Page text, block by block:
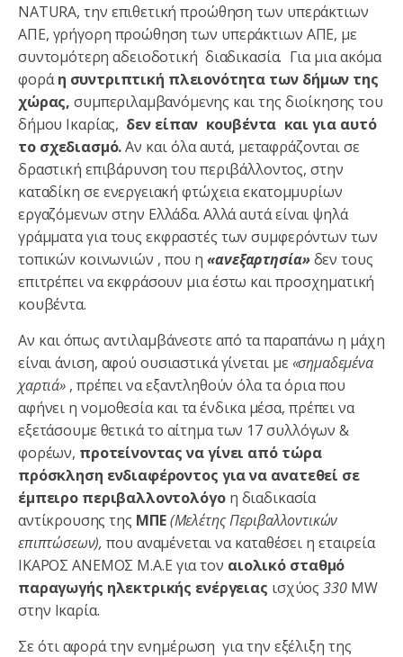
NATURA, την επιθετική προώθηση των υπεράκτιων
ΑΠΕ, γρήγορη προώθηση των υπεράκτιων ΑΠΕ, με
συντομότερη αδειοδοτική διαδικασία. Για μια ακόμα
φοράη συντριπτική πλειονότητα των δήμων της
χώρας, συμπεριλαμβανόμενης και της διοίκησης του
δήμου Ικαρίας, δεν είπαν κουβέντα και για αυτό
το σχεδιασμό.Αν και όλα αυτά, μεταφράζονται σε
δραστική επιβάρυνση του περιβάλλοντος, στην
καταδίκη σε ενεργειακή φτώχεια εκατομμυρίων
εργαζόμενων στην Ελλάδα. Αλλά αυτά είναι ψηλά
γράμματα για τους εκφραστές των συμφερόντων των
τοπικών κοινωνιών , που η«ανεξαρτησία»δεν τους
επιτρέπει να εκφράσουν μια έστω και προσχηματική
κουβέντα.
Αν και όπως αντιλαμβάνεστε από τα παραπάνω η μάχη
είναι άνιση, αφού ουσιαστικά γίνεται με«σημαδεμένα
χαρτιά», πρέπει να εξαντληθούν όλα τα όρια που
αφήνει η νομοθεσία και τα ένδικα μέσα, πρέπει να
εξετάσουμε θετικά το αίτημα των 17 συλλόγων &
φορέων, προτείνοντας να γίνει από τώρα
πρόσκληση ενδιαφέροντος για να ανατεθεί σε
έμπειρο περιβαλλοντολόγοη διαδικασία
αντίκρουσης της ΜΠΕ(Μελέτης Περιβαλλοντικών
επιπτώσεων), που αναμένεται να καταθέσει η εταιρεία
ΙΚΑΡΟΣ ΑΝΕΜΟΣ Μ.Α.Ε για τον αιολικό σταθμό
παραγωγής ηλεκτρικής ενέργειας ισχύος330MW
στην Ικαρία.
Σε ότι αφορά την ενημέρωση για την εξέλιξη της